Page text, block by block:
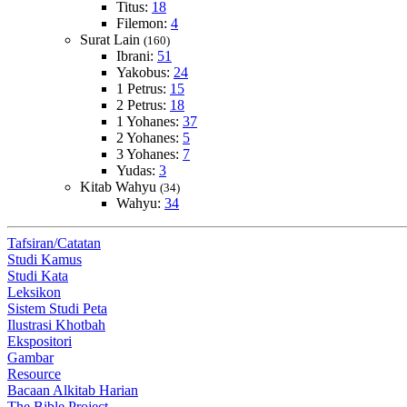
Titus: 18
Filemon: 4
Surat Lain (160)
Ibrani: 51
Yakobus: 24
1 Petrus: 15
2 Petrus: 18
1 Yohanes: 37
2 Yohanes: 5
3 Yohanes: 7
Yudas: 3
Kitab Wahyu (34)
Wahyu: 34
Tafsiran/Catatan
Studi Kamus
Studi Kata
Leksikon
Sistem Studi Peta
Ilustrasi Khotbah
Ekspositori
Gambar
Resource
Bacaan Alkitab Harian